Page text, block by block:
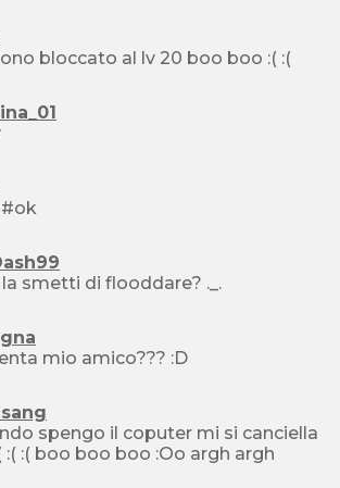
io mi sono bloccato al lv 20 boo boo :( :(
#ok
la smetti di flooddare? ._.
mio amico??? :D
spengo il coputer mi si canciella
tutto :( :( :( boo boo boo :Oo argh argh